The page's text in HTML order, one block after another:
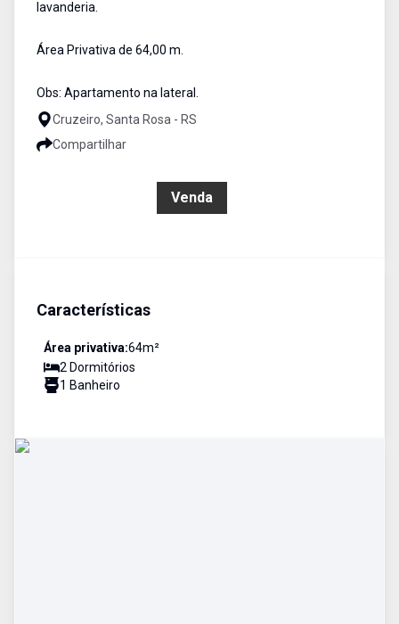
lavanderia.
Área Privativa de 64,00 m.
Obs: Apartamento na lateral.
Cruzeiro, Santa Rosa - RS
Compartilhar
Venda
Características
Área privativa:64m²
2 Dormitórios
1 Banheiro